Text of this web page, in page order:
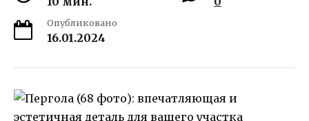
Опубликовано
16.01.2024